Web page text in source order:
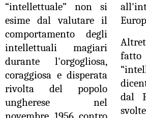
“intellettuale” non si
esime dal valutare il
comportamento degli
intellettuali magiari
durante l'orgogliosa,
coraggiosa e disperata
rivolta del popolo
ungherese nel
dal